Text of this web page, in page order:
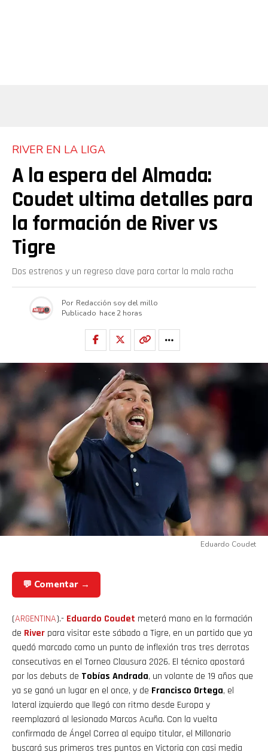
RIVER EN LA LIGA
A la espera del Almada:
Coudet ultima detalles para
la formación de River vs
Tigre
Dos estrenos y un regreso clave para cortar la mala racha
Por Redacción soy del millo
Publicado hace 2 horas
Eduardo Coudet
💬 Comentar →
(ARGENTINA).- Eduardo Coudet meterá mano en la formación
de River para visitar este sábado a Tigre, en un partido que ya
quedó marcado como un punto de inflexión tras tres derrotas
consecutivas en el Torneo Clausura 2026. El técnico apostará
por los debuts de Tobías Andrada, un volante de 19 años que
ya se ganó un lugar en el once, y de Francisco Ortega, el
lateral izquierdo que llegó con ritmo desde Europa y
reemplazará al lesionado Marcos Acuña. Con la vuelta
confirmada de Ángel Correa al equipo titular, el Millonario
buscará sus primeros tres puntos en Victoria con casi media